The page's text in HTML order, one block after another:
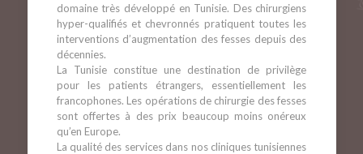
domaine très développé en Tunisie. Des chirurgiens
hyper-qualifiés et chevronnés pratiquent toutes les
interventions d’augmentation des fesses depuis des
décennies.
La Tunisie constitue une destination de privilège
pour les patients étrangers, essentiellement les
francophones. Les opérations de chirurgie des fesses
sont offertes à des prix beaucoup moins onéreux
qu’en Europe.
La qualité des services dans nos cliniques tunisiennes